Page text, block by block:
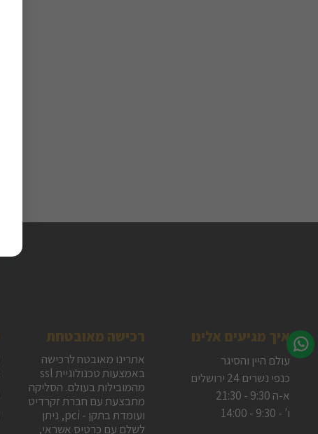
איך מגיעים אלינו
עולם היין והסיגר
כנפי נשרים 24 ירושלים
א-ה 9:30 - 21:30
ו' - 9:30 - 14:00
רכישה מאובטחת
אתרינו מאובטח לרכישה
באמצעות טכנולוגיית ssl
מהמובילות בעולם. הסליקה
מתבצעת עם חברת זקרדיט
ועומדת בתקן - pci, ניתן
לשלם עם כרטיס אשראי,